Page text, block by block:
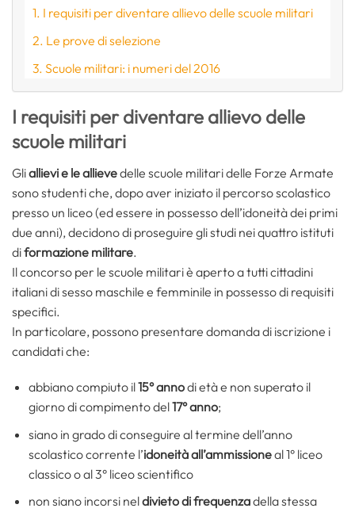
I requisiti per diventare allievo delle scuole militari
Le prove di selezione
Scuole militari: i numeri del 2016
I requisiti per diventare allievo delle
scuole militari
Gliallievie le allievedelle scuole militari delle Forze Armate
sono studenti che, dopo aver iniziato il percor­so scolastico
presso un liceo (ed essere in possesso dell’idoneità dei primi
due anni), decidono di proseguire gli studi nei quattro istituti
diformazione militare.
Il concorso per le scuole militari è aperto a tutti cittadini
italiani di sesso maschile e femminile in possesso di requisiti
specifici.
In particolare, possono presentare domanda di iscrizione i
candidati che:
abbiano compiuto il15° annodi età e non superato il
giorno di compimento del17° anno;
siano in grado di conseguire al termine dell’anno
scolastico corrente l’idoneità all’ammissioneal 1° liceo
classico o al 3° liceo scientifico
non siano incorsi neldivieto di frequenzadella stessa